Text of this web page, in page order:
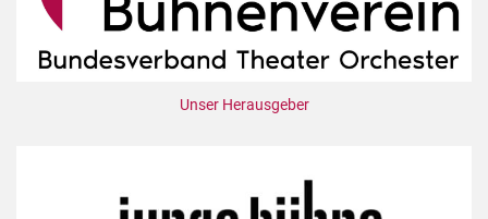
Unser Herausgeber